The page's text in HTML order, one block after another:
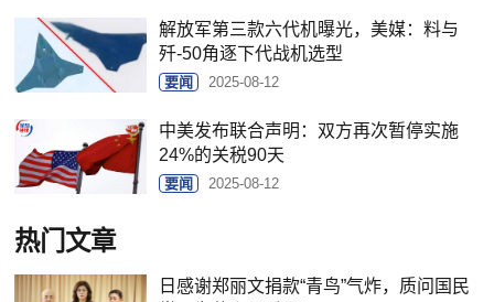
解放军第三款六代机曝光，美媒：料与
歼-50角逐下代战机选型
要闻 2025-08-12
中美发布联合声明：双方再次暂停实施
24%的关税90天
要闻 2025-08-12
热门文章
日感谢郑丽文捐款“青鸟”气炸，质问国民